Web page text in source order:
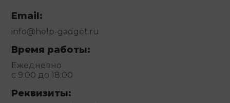
Email:
info@help-gadget.ru
Время работы:
Ежедневно
с 9:00 до 18:00
Реквизиты: